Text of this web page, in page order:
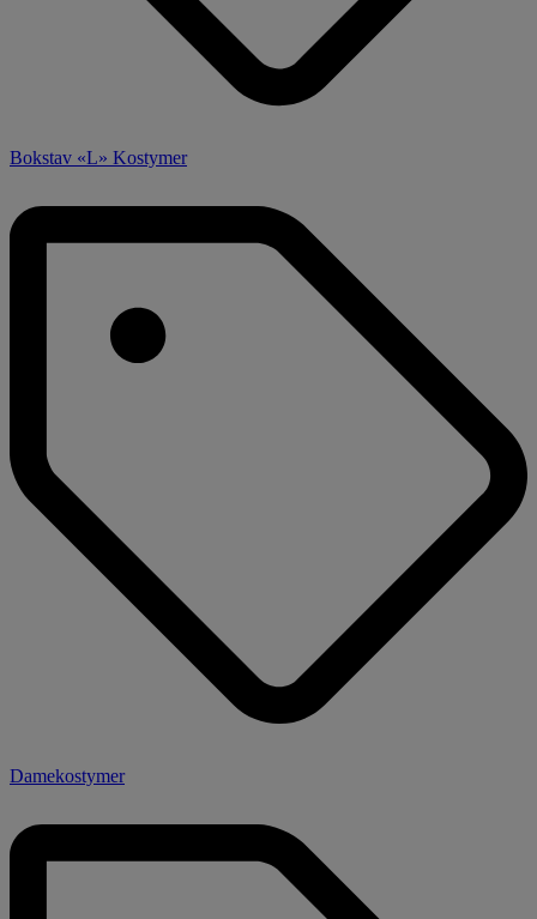
Bokstav «L» Kostymer
Damekostymer